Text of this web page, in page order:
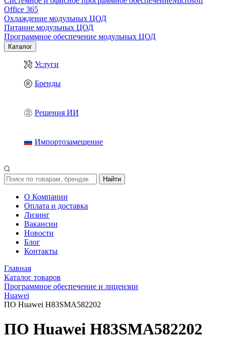
Office 365
Охлаждение модульных ЦОД
Питание модульных ЦОД
Программное обеспечение модульных ЦОД
Каталог
Услуги
Бренды
Решения ИИ
Импортозамещение
Найти
О Компании
Оплата и доставка
Лизинг
Вакансии
Новости
Блог
Контакты
Главная
Каталог товаров
Программное обеспечение и лицензии
Huawei
ПО Huawei H83SMA582202
ПО Huawei H83SMA582202